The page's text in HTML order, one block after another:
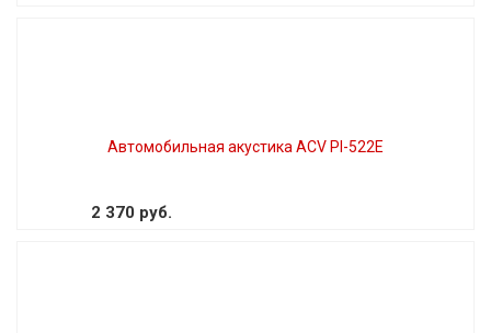
Автомобильная акустика ACV PI-522E
2 370 руб.